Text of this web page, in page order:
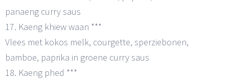
panaeng curry saus
17. Kaeng khiew waan ***
Vlees met kokos melk, courgette, sperziebonen,
bamboe, paprika in groene curry saus
18. Kaeng phed ***